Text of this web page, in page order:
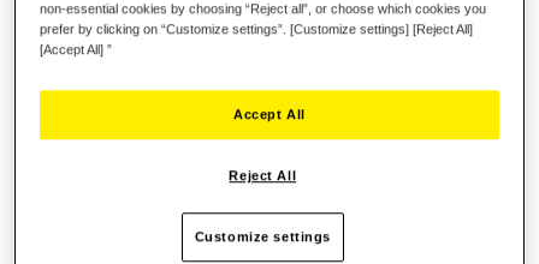
met H.E.A.R.T.-sensoren die zorgen voor nauwkeurigheid en
lange levensduur. Met zijn 100% metalen structuur,
waarmee u vooruitgang kunt boeken en een investering op
non-essential cookies by choosing “Reject all”, or choose which cookies you
prefer by clicking on “Customize settings”. [Customize settings] [Reject All]
[Accept All] ”
Reject All
Accept All
Customize settings